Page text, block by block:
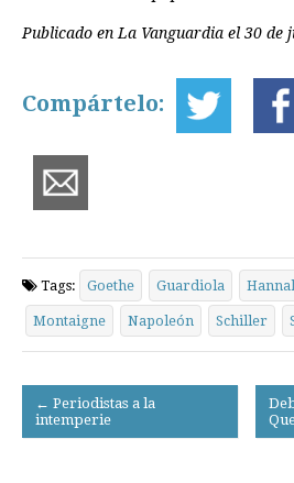
Publicado en La Vanguardia el 30 de
Compártelo:
Tags: Goethe Guardiola
Montaigne Napoleón Schiller
Post
navigation
← Periodistas a la
intemperie